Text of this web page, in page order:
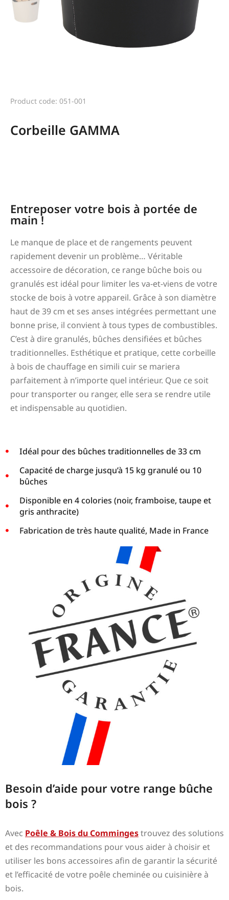
Product code: 051-001
Corbeille GAMMA
Entreposer votre bois à portée de
main !
Le manque de place et de rangements peuvent
rapidement devenir un problème… Véritable
accessoire de décoration, ce range bûche bois ou
granulés est idéal pour limiter les va-et-viens de votre
stocke de bois à votre appareil. Grâce à son diamètre
haut de 39 cm et ses anses intégrées permettant une
bonne prise, il convient à tous types de combustibles.
C’est à dire granulés, bûches densifiées et bûches
traditionnelles. Esthétique et pratique, cette corbeille
à bois de chauffage en simili cuir se mariera
parfaitement à n’importe quel intérieur. Que ce soit
pour transporter ou ranger, elle sera se rendre utile
et indispensable au quotidien.
Idéal pour des bûches traditionnelles de 33 cm
Capacité de charge jusqu’à 15 kg granulé ou 10
bûches
Disponible en 4 colories (noir, framboise, taupe et
gris anthracite)
Fabrication de très haute qualité, Made in France
Besoin d’aide pour votre range bûche
bois ?
Avec Poêle & Bois du Commingestrouvez des solutions
et des recommandations pour vous aider à choisir et
utiliser les bons accessoires afin de garantir la sécurité
et l’efficacité de votre poêle cheminée ou cuisinière à
bois.